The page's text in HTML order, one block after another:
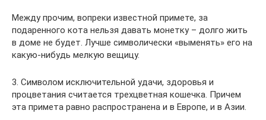
Между прочим, вопреки известной примете, за
подаренного кота нельзя давать монетку – долго жить
в доме не будет. Лучше символически «выменять» его на
какую-нибудь мелкую вещицу.
3. Символом исключительной удачи, здоровья и
процветания считается трехцветная кошечка. Причем
эта примета равно распространена и в Европе, и в Азии.